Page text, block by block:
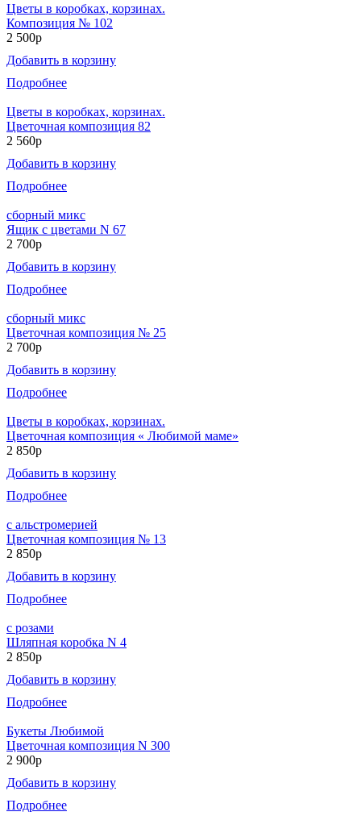
Цветы в коробках, корзинах.
Композиция № 102
2 500р
Добавить в корзину
Подробнее
Цветы в коробках, корзинах.
Цветочная композиция 82
2 560р
Добавить в корзину
Подробнее
сборный микс
Ящик с цветами N 67
2 700р
Добавить в корзину
Подробнее
сборный микс
Цветочная композиция № 25
2 700р
Добавить в корзину
Подробнее
Цветы в коробках, корзинах.
Цветочная композиция « Любимой маме»
2 850р
Добавить в корзину
Подробнее
с альстромерией
Цветочная композиция № 13
2 850р
Добавить в корзину
Подробнее
с розами
Шляпная коробка N 4
2 850р
Добавить в корзину
Подробнее
Букеты Любимой
Цветочная композиция N 300
2 900р
Добавить в корзину
Подробнее